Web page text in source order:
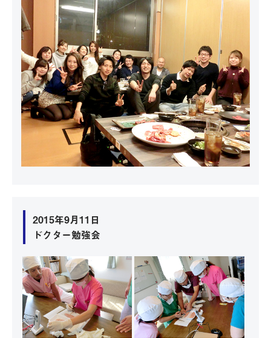
2015年9月11日
ドクター勉強会